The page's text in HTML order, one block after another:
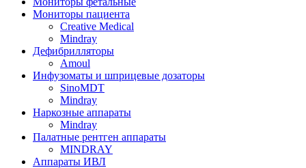
Мониторы пациента
Creative Medical
Mindray
Дефибрилляторы
Amoul
Инфузоматы и шприцевые дозаторы
SinoMDT
Mindray
Наркозные аппараты
Mindray
Палатные рентген аппараты
MINDRAY
Аппараты ИВЛ